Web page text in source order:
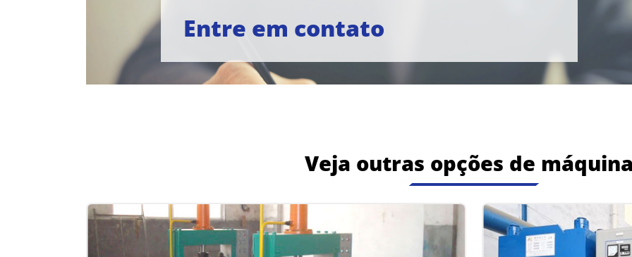
Entre em contato
Veja outras opções de